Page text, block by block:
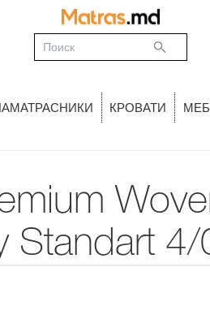
КРОВАТИ
Standart 4/